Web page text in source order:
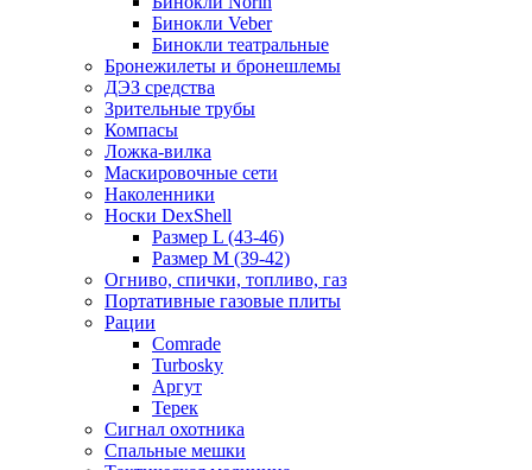
Бинокли Veber
Бинокли театральные
Бронежилеты и бронешлемы
ДЭЗ средства
Зрительные трубы
Компасы
Ложка-вилка
Маскировочные сети
Наколенники
Носки DexShell
Размер L (43-46)
Размер M (39-42)
Огниво, спички, топливо, газ
Портативные газовые плиты
Рации
Comrade
Turbosky
Аргут
Терек
Сигнал охотника
Спальные мешки